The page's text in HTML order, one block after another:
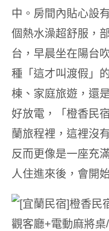
中。房間內貼心設
個熱水澡超舒服，
台，早晨坐在陽台
種「這才叫渡假」
棟、家庭旅遊，還
好放電，「橙香民
蘭旅程裡，這裡沒
反而更像是一座充
人住進來後，會開